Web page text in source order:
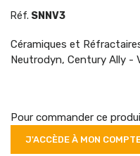
Réf. SNNV3
Céramiques et
Neutrodyn, Century Ally -
Pour commander ce
J'ACCÈDE À MON